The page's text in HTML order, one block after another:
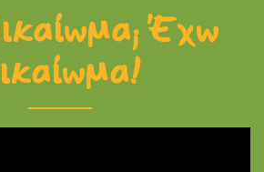
Έχω